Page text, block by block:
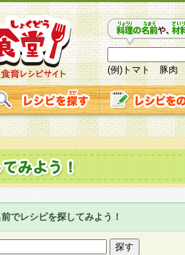
(例)トマト 豚肉
でレシピを探してみよう！